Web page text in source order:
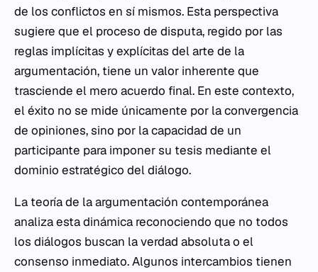
de los conflictos en sí mismos. Esta perspectiva
sugiere que el proceso de disputa, regido por las
reglas implícitas y explícitas del arte de la
argumentación, tiene un valor inherente que
trasciende el mero acuerdo final. En este contexto,
el éxito no se mide únicamente por la convergencia
de opiniones, sino por la capacidad de un
participante para imponer su tesis mediante el
dominio estratégico del diálogo.
La teoría de la argumentación contemporánea
analiza esta dinámica reconociendo que no todos
los diálogos buscan la verdad absoluta o el
consenso inmediato. Algunos intercambios tienen